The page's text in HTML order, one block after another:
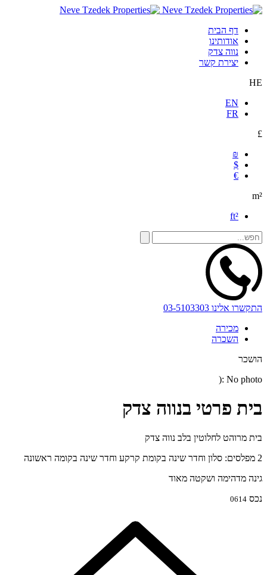
דף הבית
אודותינו
נווה צדק
יצירת קשר
HE
EN
FR
£
₪
$
€
m²
ft²
התקשרו אלינו 03-5103303
מכירה
השכרה
הושכר
No photo :(
בית פרטי בנווה צדק
בית מרוהט לחלוטין בלב נווה צדק
2 מפלסים: סלון וחדר שינה בקומת קרקע וחדר שינה בקומה ראשונה
גינה מדהימה ושקטה מאוד
נכס 0614